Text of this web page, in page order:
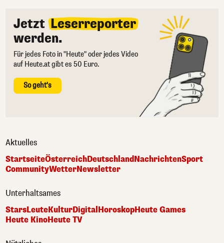
Jetzt Leserreporter
werden.
Für jedes Foto in "Heute" oder jedes Video
auf Heute.at gibt es 50 Euro.
So geht's
Aktuelles
StartseiteÖsterreichDeutschlandNachrichtenSport
CommunityWetterNewsletter
Unterhaltsames
StarsLeuteKulturDigital HoroskopHeute Games
Heute KinoHeute TV